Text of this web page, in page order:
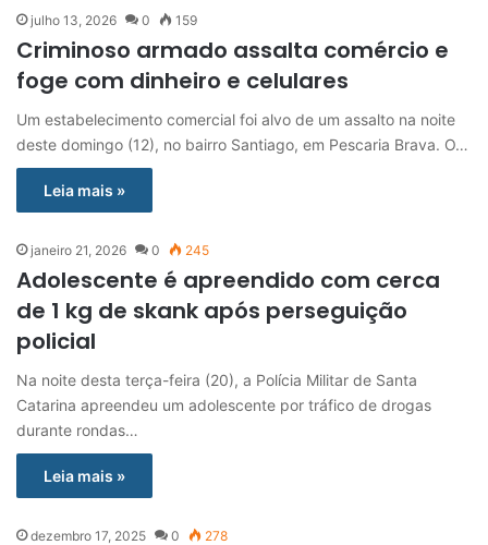
julho 13, 2026 0 159
Criminoso armado assalta comércio e
foge com dinheiro e celulares
Um estabelecimento comercial foi alvo de um assalto na noite
deste domingo (12), no bairro Santiago, em Pescaria Brava. O…
Leia mais »
janeiro 21, 2026 0 245
Adolescente é apreendido com cerca
de 1 kg de skank após perseguição
policial
Na noite desta terça-feira (20), a Polícia Militar de Santa
Catarina apreendeu um adolescente por tráfico de drogas
durante rondas…
Leia mais »
dezembro 17, 2025 0 278